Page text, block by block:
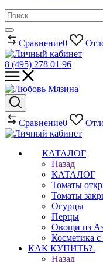
Сравнение0
8 (495) 278 01 96
Сравнение0
КАТАЛОГ
Назад
КАТАЛОГ
Томаты
Томаты
Огурцы
Перцы
Овощи из
Косметика
КАК КУПИТЬ?
Назад